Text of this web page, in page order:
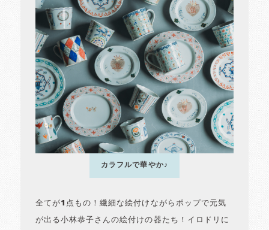
カラフルで華やか♪
全てが1点もの！繊細な絵付けながらポップで元気
が出る小林恭子さんの絵付けの器たち！イロドリに